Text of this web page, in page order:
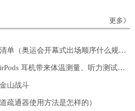
更多》
奥运会开幕式出场顺序清单（奥运会开幕式出场顺序什么规则）
古尔曼：苹果计划为 AirPods 耳机带来体温测量、听力测试功能
山战斗
疏通器使用方法是怎样的）